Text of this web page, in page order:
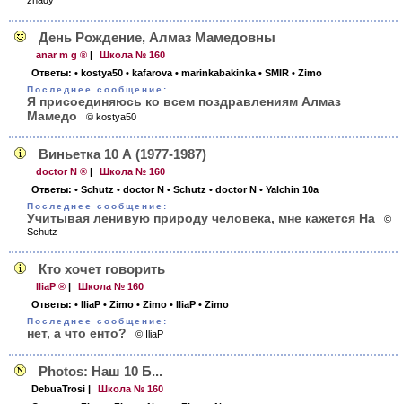
День Рождение, Алмаз Мамедовны
anar m g ® |
Школа № 160
Ответы: • kostya50 • kafarova • marinkabakinka • SMIR • Zimo
Последнее сообщение:
Я присоединяюсь ко всем поздравлениям Алмаз
Мамедо
© kostya50
Виньетка 10 А (1977-1987)
doctor N ® |
Школа № 160
Ответы: • Schutz • doctor N • Schutz • doctor N • Yalchin 10a
Последнее сообщение:
Учитывая ленивую природу человека, мне кажется На
©
Schutz
Кто хочет говорить
IliaP ® |
Школа № 160
Ответы: • IliaP • Zimo • Zimo • IliaP • Zimo
Последнее сообщение:
нет, а что енто? © IliaP
Photos: Наш 10 Б...
DebuaTrosi |
Школа № 160